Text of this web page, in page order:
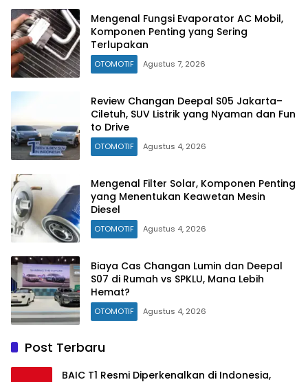
Mengenal Fungsi Evaporator AC Mobil,
Komponen Penting yang Sering
Terlupakan
OTOMOTIF Agustus 7, 2026
Review Changan Deepal S05 Jakarta–
Ciletuh, SUV Listrik yang Nyaman dan Fun
to Drive
OTOMOTIF Agustus 4, 2026
Mengenal Filter Solar, Komponen Penting
yang Menentukan Keawetan Mesin
Diesel
OTOMOTIF Agustus 4, 2026
Biaya Cas Changan Lumin dan Deepal
S07 di Rumah vs SPKLU, Mana Lebih
Hemat?
OTOMOTIF Agustus 4, 2026
Post Terbaru
BAIC T1 Resmi Diperkenalkan di Indonesia,